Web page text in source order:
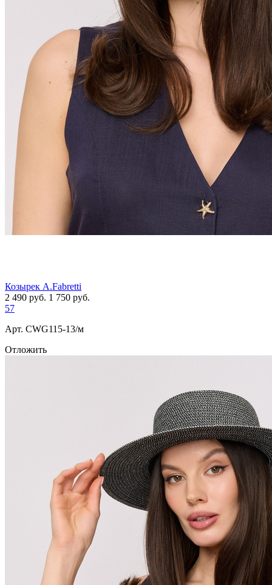
Козырек A.Fabretti
2 490 руб. 1 750 руб.
57
Арт. СWG115-13/м
Отложить